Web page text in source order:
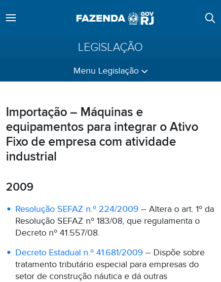
LEGISLAÇÃO
Menu Legislação
Importação – Máquinas e
equipamentos para integrar o Ativo
Fixo de empresa com atividade
industrial
2009
Resolução SEFAZ n.º 224/2009 – Altera o art. 1º da
Resolução SEFAZ nº 183/08, que regulamenta o
Decreto nº 41.557/08.
Decreto Estadual n.º 41.681/2009 – Dispõe sobre
tratamento tributário especial para empresas do
setor de construção náutica e dá outras